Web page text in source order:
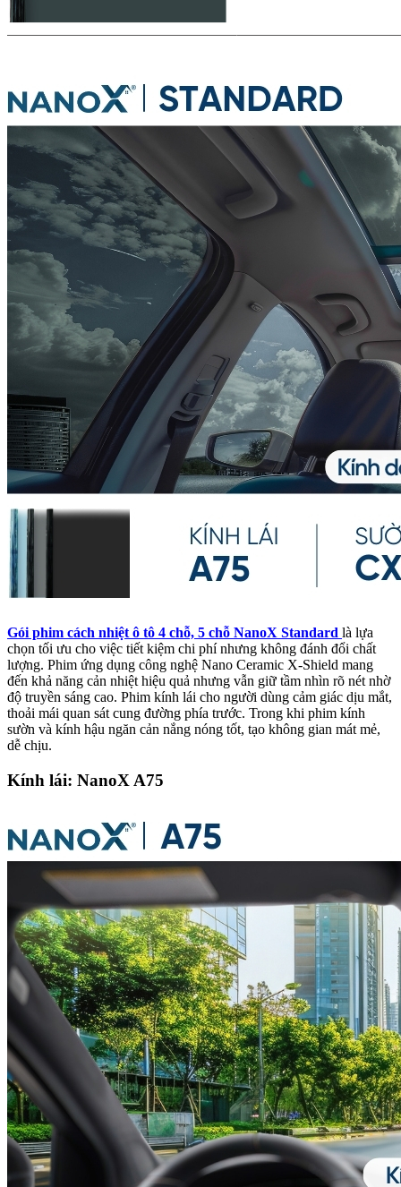
Gói phim cách nhiệt ô tô 4 chỗ, 5 chỗ NanoX Standard là lựa
chọn tối ưu cho việc tiết kiệm chi phí nhưng không đánh đổi chất
lượng. Phim ứng dụng công nghệ Nano Ceramic X-Shield mang
đến khả năng cản nhiệt hiệu quả nhưng vẫn giữ tầm nhìn rõ nét nhờ
độ truyền sáng cao. Phim kính lái cho người dùng cảm giác dịu mắt,
thoải mái quan sát cung đường phía trước. Trong khi phim kính
sườn và kính hậu ngăn cản nắng nóng tốt, tạo không gian mát mẻ,
dễ chịu.
Kính lái: NanoX A75